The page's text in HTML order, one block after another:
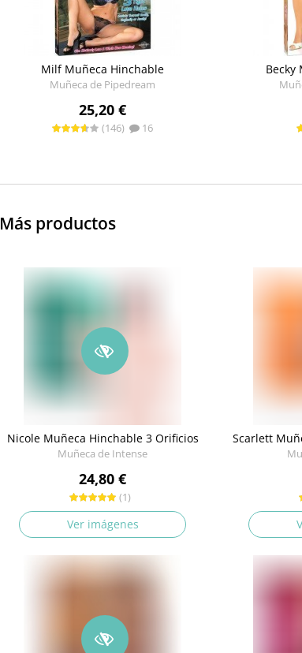
Milf Muñeca Hinchable
Muñeca de Pipedream
25,20 €
(146) 16
Becky
Más productos
Nicole Muñeca Hinchable 3 Orificios
Muñeca de Intense
24,80 €
(1)
Ver imágenes
Scarlett